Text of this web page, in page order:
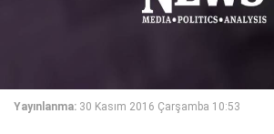
Yayınlanma: 30 Kasım 2016 Çarşamba 10:53